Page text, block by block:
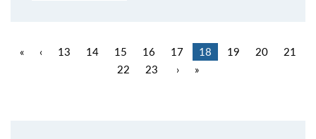
« ‹ 13 14 15 16 17 18 19 20
21
22
23 › »